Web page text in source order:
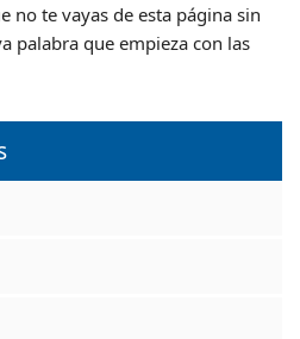
no te vayas de esta página sin
palabra que empieza con las